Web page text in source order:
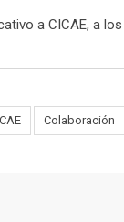
a CICAE, a
Colaboración